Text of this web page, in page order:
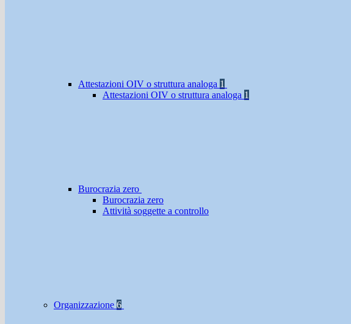
Attestazioni OIV o struttura analoga 1
Attestazioni OIV o struttura analoga 1
Burocrazia zero
Burocrazia zero
Attività soggette a controllo
Organizzazione 6